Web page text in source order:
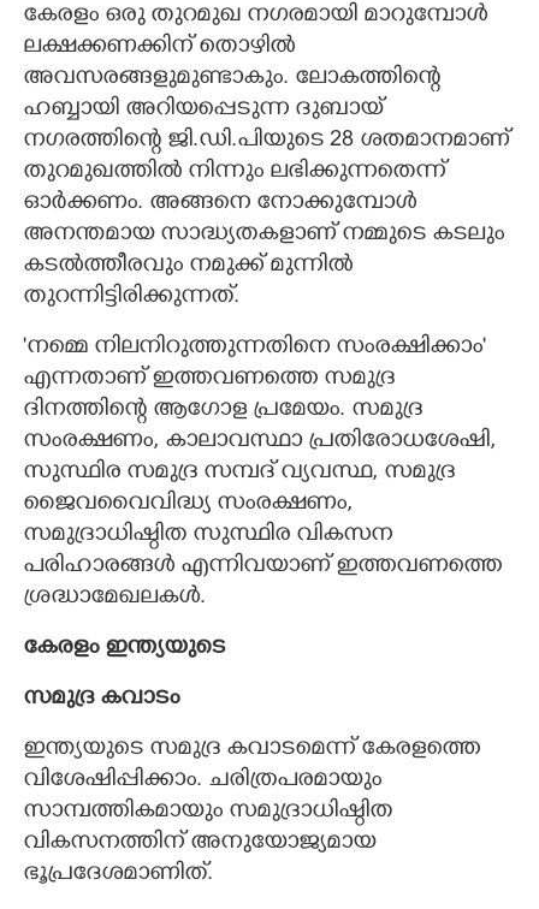
കേരളം ഒരു തുറമുഖ നഗരമായി മാറുമ്പോൾ
ലക്ഷക്കണക്കിന് തൊഴിൽ
അവസരങ്ങളുമുണ്ടാകും. ലോകത്തിന്റെ
ഹബ്ബായി അറിയപ്പെടുന്ന ദുബായ്
നഗരത്തിന്റെ ജി.ഡി.പിയുടെ 28 ശതമാനമാണ്
തുറമുഖത്തിൽ നിന്നും ലഭിക്കുന്നതെന്ന്
ഓർക്കണം. അങ്ങനെ നോക്കുമ്പോൾ
അനന്തമായ സാദ്ധ്യതകളാണ് നമ്മുടെ കടലും
കടൽത്തീരവും നമുക്ക് മുന്നിൽ
തുറന്നിട്ടിരിക്കുന്നത്.
'നമ്മെ നിലനിറുത്തുന്നതിനെ സംരക്ഷിക്കാം'
എന്നതാണ് ഇത്തവണത്തെ സമുദ്ര
ദിനത്തിന്റെ ആഗോള പ്രമേയം. സമുദ്ര
സംരക്ഷണം, കാലാവസ്ഥാ പ്രതിരോധശേഷി,
സുസ്ഥിര സമുദ്ര സമ്പദ് വ്യവസ്ഥ, സമുദ്ര
ജൈവവൈവിദ്ധ്യ സംരക്ഷണം,
സമുദ്രാധിഷ്ഠിത സുസ്ഥിര വികസന
പരിഹാരങ്ങൾ എന്നിവയാണ് ഇത്തവണത്തെ
ശ്രദ്ധാമേഖലകൾ.
കേരളം ഇന്ത്യയുടെ
സമുദ്ര കവാടം
ഇന്ത്യയുടെ സമുദ്ര കവാടമെന്ന് കേരളത്തെ
വിശേഷിപ്പിക്കാം. ചരിത്രപരമായും
സാമ്പത്തികമായും സമുദ്രാധിഷ്ഠിത
വികസനത്തിന് അനുയോജ്യമായ
ഭൂപ്രദേശമാണിത്.